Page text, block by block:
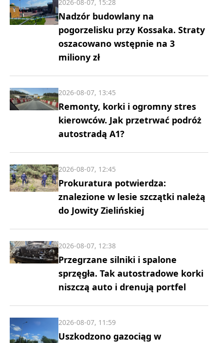
Nadzór budowlany na
pogorzelisku przy Kossaka. Straty
oszacowano wstępnie na 3
miliony zł
2026-08-07, 15:28
Remonty, korki i ogromny stres
kierowców. Jak przetrwać podróż
autostradą A1?
2026-08-07, 13:45
Prokuratura potwierdza:
znalezione w lesie szczątki należą
do Jowity Zielińskiej
2026-08-07, 12:45
Przegrzane silniki i spalone
sprzęgła. Tak autostradowe korki
niszczą auto i drenują portfel
2026-08-07, 12:38
Uszkodzono gazociąg w
2026-08-07, 11:59